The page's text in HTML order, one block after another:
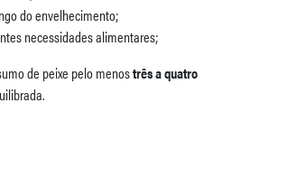
do envelhecimento;
necessidades alimentares;
de peixe pelo menostrês a quatro